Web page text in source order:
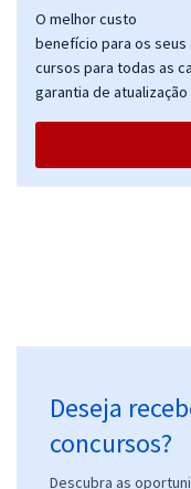
O melhor custo
benefício para os seus
cursos para todas as
garantia de
Deseja
concursos?
Descubra as